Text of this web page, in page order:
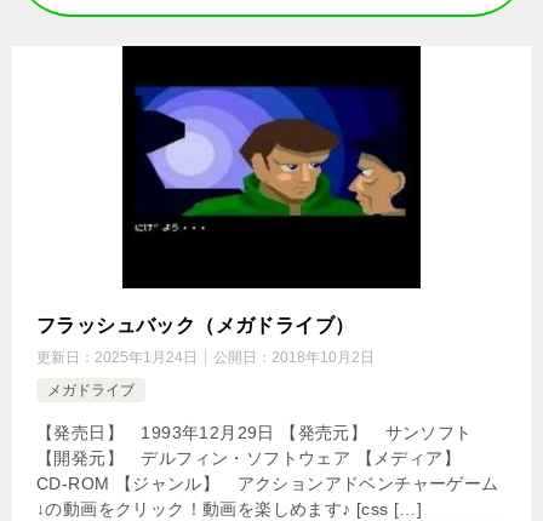
フラッシュバック（メガドライブ）
更新日： 2025年1月24日 公開日： 2018年10月2日
メガドライブ
【発売日】 1993年12月29日 【発売元】 サンソフト
【開発元】 デルフィン・ソフトウェア 【メディア】
CD-ROM 【ジャンル】 アクションアドベンチャーゲーム
↓の動画をクリック！動画を楽しめます♪ [css […]